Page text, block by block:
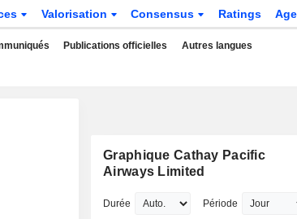
Valorisation Consensus Ratings
Publications officielles Autres langues
Graphique Cathay Pacific
Airways Limited
Durée Période